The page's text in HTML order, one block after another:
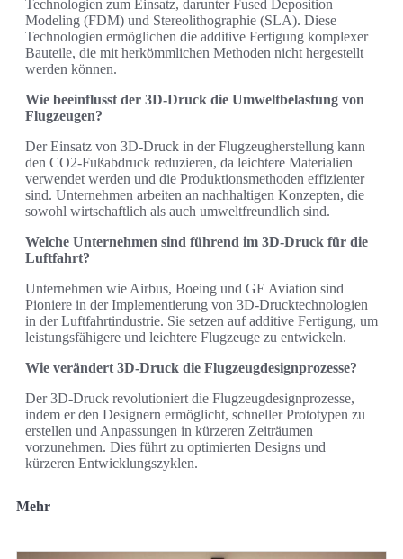
Technologien zum Einsatz, darunter Fused Deposition
Modeling (FDM) und Stereolithographie (SLA). Diese
Technologien ermöglichen die additive Fertigung komplexer
Bauteile, die mit herkömmlichen Methoden nicht hergestellt
werden können.
Wie beeinflusst der 3D-Druck die Umweltbelastung von
Flugzeugen?
Der Einsatz von 3D-Druck in der Flugzeugherstellung kann
den CO2-Fußabdruck reduzieren, da leichtere Materialien
verwendet werden und die Produktionsmethoden effizienter
sind. Unternehmen arbeiten an nachhaltigen Konzepten, die
sowohl wirtschaftlich als auch umweltfreundlich sind.
Welche Unternehmen sind führend im 3D-Druck für die
Luftfahrt?
Unternehmen wie Airbus, Boeing und GE Aviation sind
Pioniere in der Implementierung von 3D-Drucktechnologien
in der Luftfahrtindustrie. Sie setzen auf additive Fertigung, um
leistungsfähigere und leichtere Flugzeuge zu entwickeln.
Wie verändert 3D-Druck die Flugzeugdesignprozesse?
Der 3D-Druck revolutioniert die Flugzeugdesignprozesse,
indem er den Designern ermöglicht, schneller Prototypen zu
erstellen und Anpassungen in kürzeren Zeiträumen
vorzunehmen. Dies führt zu optimierten Designs und
kürzeren Entwicklungszyklen.
Mehr